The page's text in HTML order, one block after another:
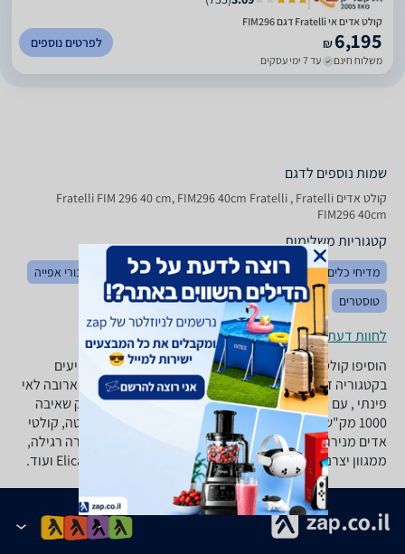
קולט אדים אי Fratelli דגם FIM296
₪6,195
משלוח חינם עד 7 ימי עסקים
לפרטים נוספים
שמות נוספים לדגם
קולט אדים Fratelli FIM 296 40 cm, FIM296 40cm Fratelli , Fratelli
FIM296 40cm
קטגוריות משלימות
מדיחי כלים מקפיאים מקררים כיריים מיקרוגלים
תנורי אפייה
טוסטרים
לחוות דעת ופרטי החנויות
הוסיפו קולט אדים למטבח שלכם, ממגוון קולטי אדים המופיעים
בקטגוריה זו: קולטי ארובה,קולט אדים מתחת לארון, קולטי ארובה לאי
פינתי , עם ארובה או ללא ארובת יציאה, קולטים בעלי הספק שאיבה
1000 מק"ש, 890 מק"ש, 850 מק"ש, קולטי אדים מניסרוסטה, קולטי
אדים מנירוסטה משולבי זכוכית, בעלי תאורת הלוגן או תאורה רגילה,
ממגוון יצרנים כגון אפולו,Elica ,Ly Vent ,Chromex ,Delonghi ועוד.